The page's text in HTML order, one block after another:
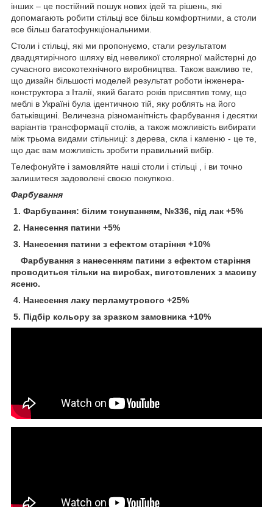
інших – це постійний пошук нових ідей та рішень, які
допомагають робити стільці все більш комфортними, а столи
все більш багатофункціональними.
Столи і стільці, які ми пропонуємо, стали результатом
двадцятирічного шляху від невеликої столярної майстерні до
сучасного високотехнічного виробництва. Також важливо те,
що дизайн більшості моделей результат роботи інженера-
конструктора з Італії, який багато років присвятив тому, що
меблі в Україні була ідентичною тій, яку роблять на його
батьківщині. Величезна різноманітність фарбування і десятки
варіантів трансформації столів, а також можливість вибирати
між трьома видами стільниці: з дерева, скла і каменю - це те,
що дає вам можливість зробити правильний вибір.
Телефонуйте і замовляйте наші столи і стільці , і ви точно
залишитеся задоволені своєю покупкою.
Фарбування
1. Фарбування: білим тонуванням, №336, під лак +5%
2. Нанесення патини +5%
3. Нанесення патини з ефектом старіння +10%
Фарбування з нанесенням патини з ефектом старіння
проводиться тільки на виробах, виготовлених з масиву
ясеню.
4. Нанесення лаку перламутрового +25%
5. Підбір кольору за зразком замовника +10%